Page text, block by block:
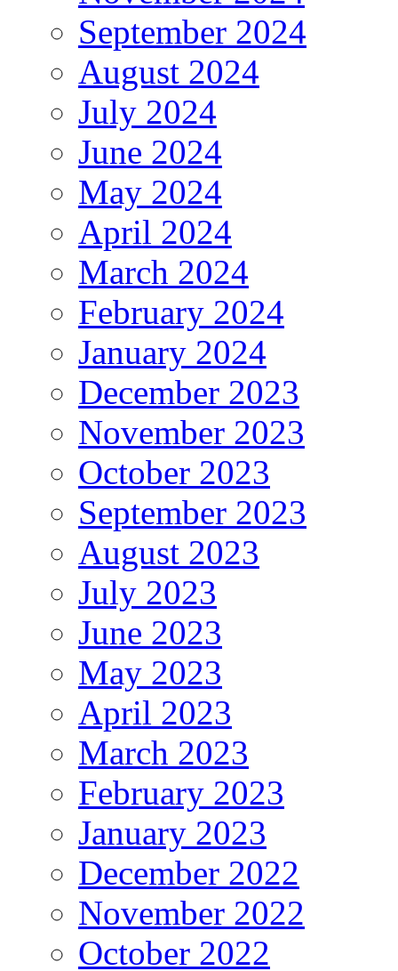
September 2024
August 2024
July 2024
June 2024
May 2024
April 2024
March 2024
February 2024
January 2024
December 2023
November 2023
October 2023
September 2023
August 2023
July 2023
June 2023
May 2023
April 2023
March 2023
February 2023
January 2023
December 2022
November 2022
October 2022